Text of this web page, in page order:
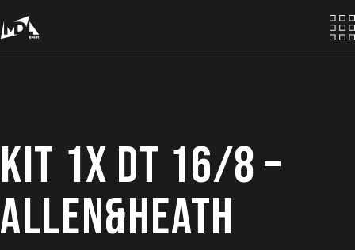
the
content
KIT 1X DT 16/8 –
ALLEN&HEATH